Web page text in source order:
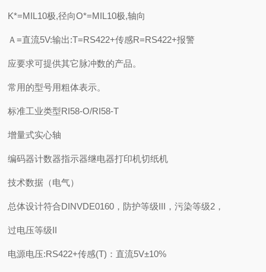
K*=MIL10极,径向O*=MIL10极,轴向
Ａ=直流5V:输出:T=RS422+传感R=RS422+报警
应要求可提供其它脉冲数的产品。
常用的型号用粗体表示。
标准工业类型RI58-O/RI58-T
增量式实心轴
编码器计数器指示器继电器打印机切纸机
技术数据（电气）
总体设计符合DINVDE0160，防护等级III，污染等级2，
过电压等级II
电源电压:RS422+传感(T)：直流5V±10%